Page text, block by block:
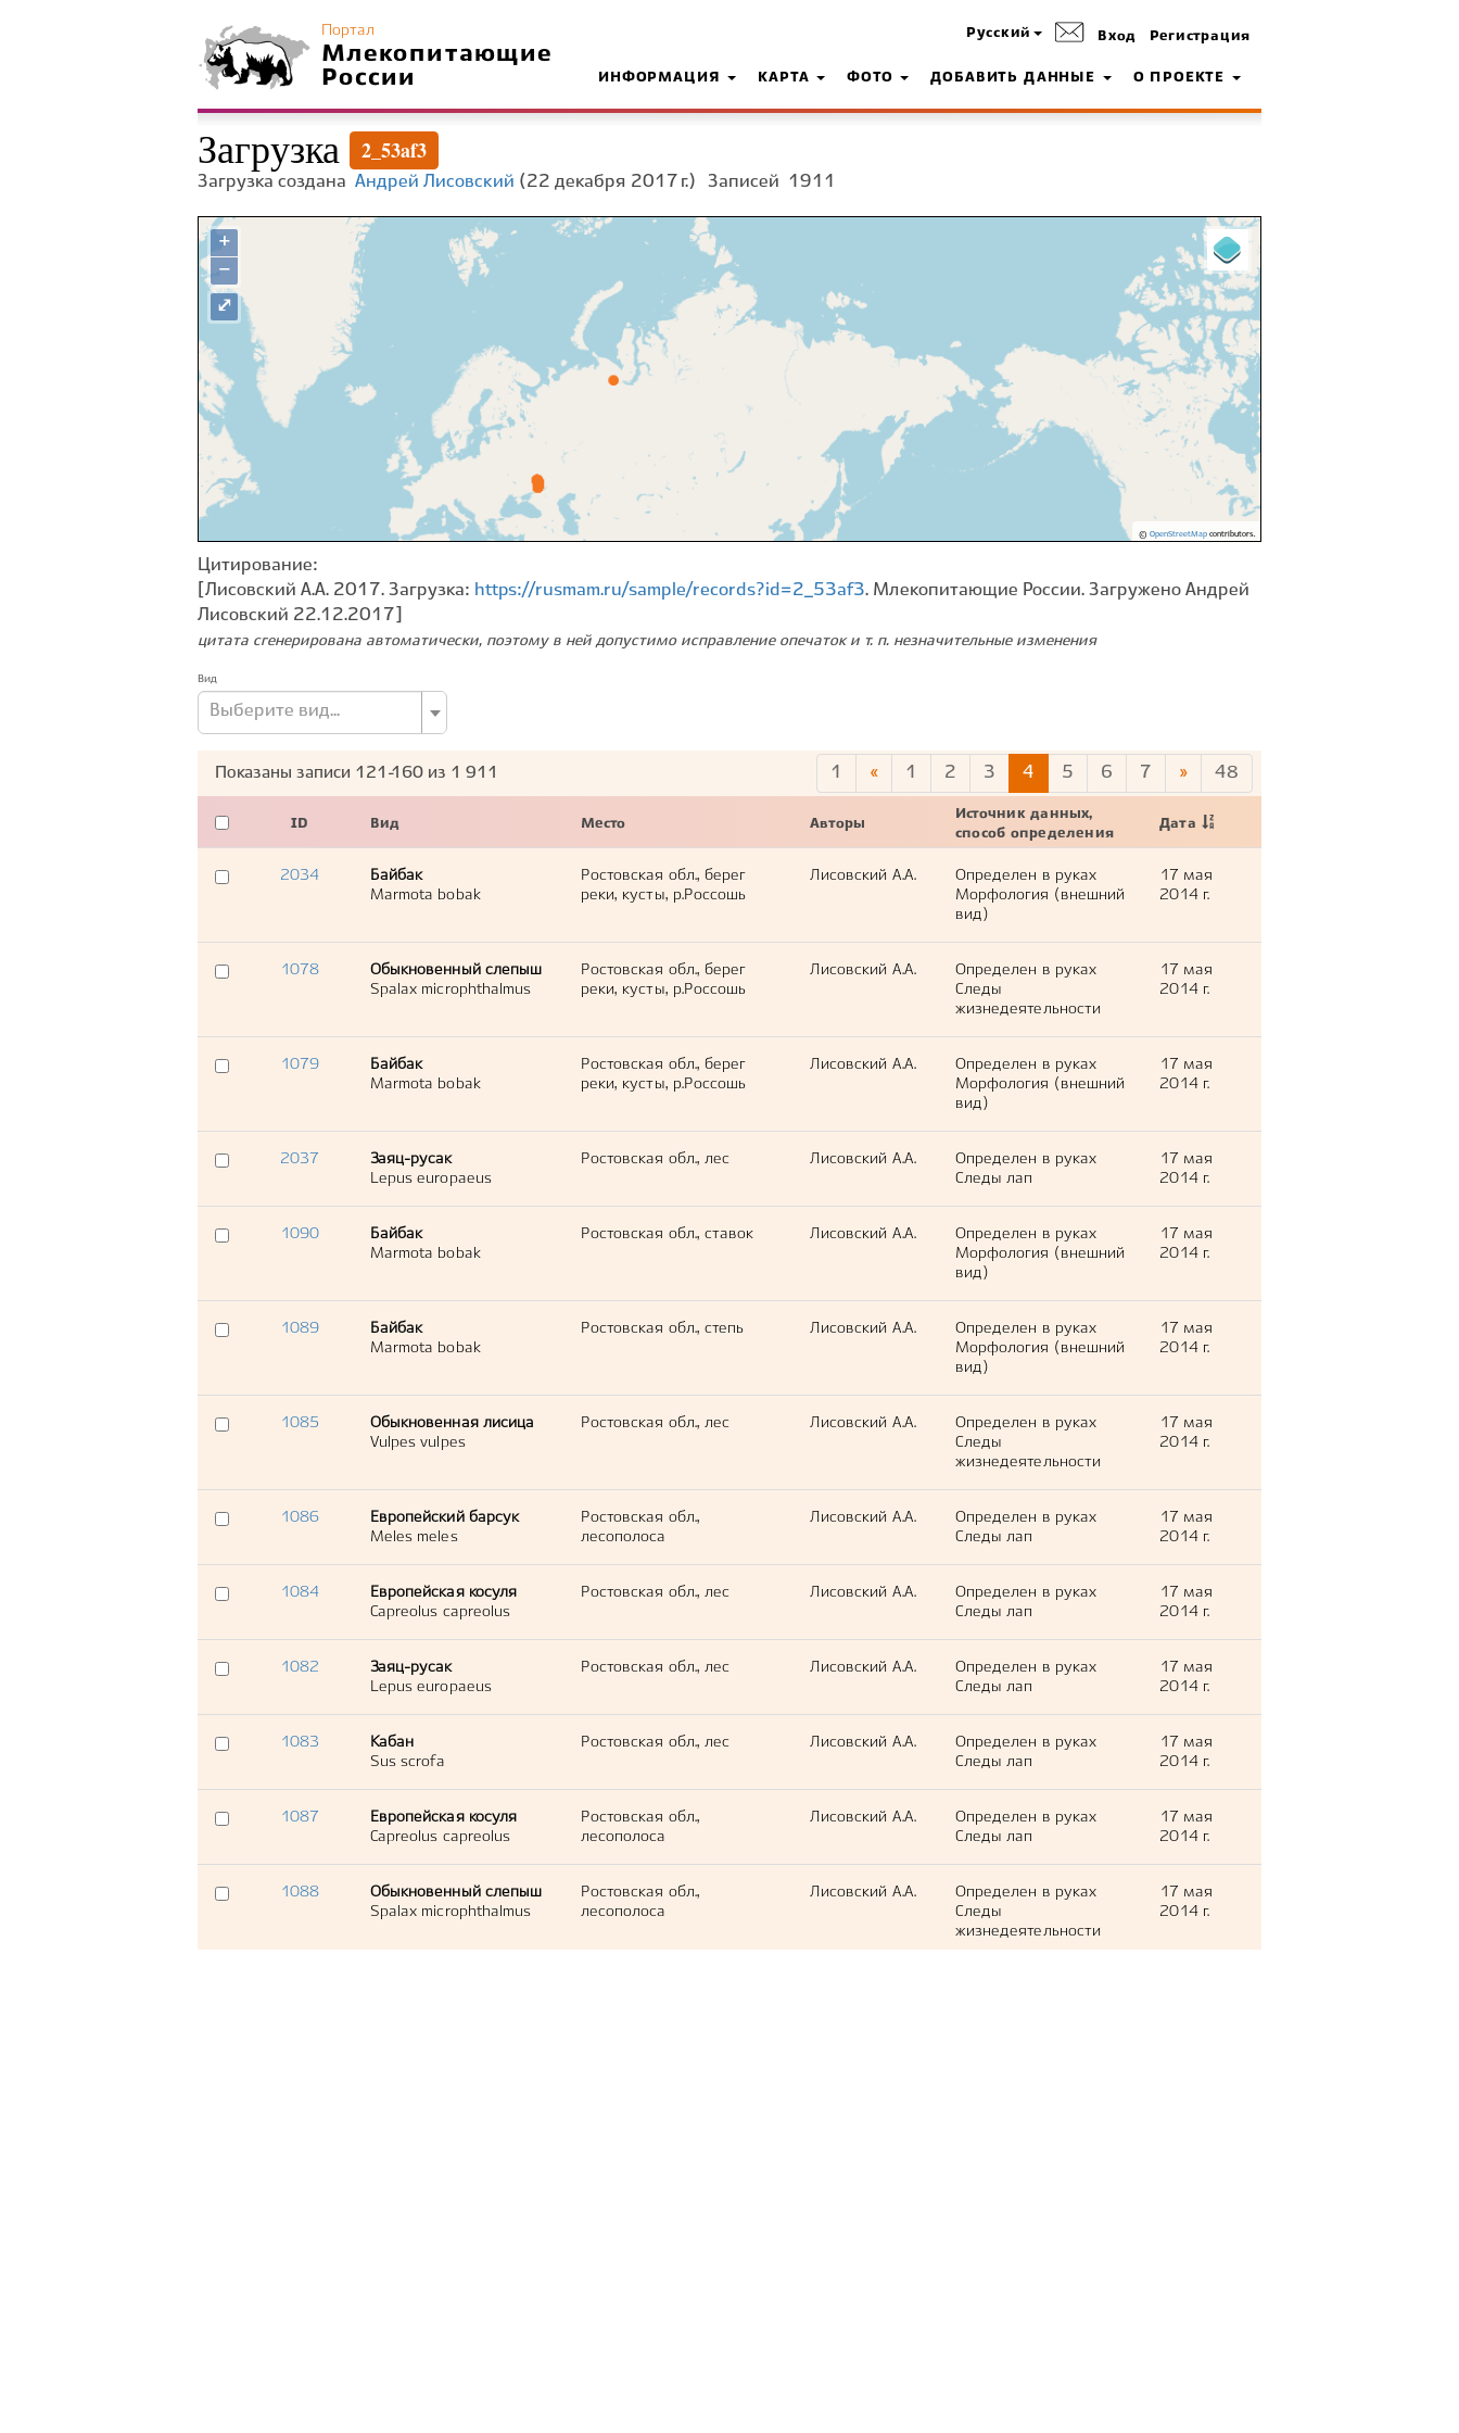
Портал
Млекопитающие
России
Русский Вход Регистрация
ИНФОРМАЦИЯ КАРТА ФОТО ДОБАВИТЬ ДАННЫЕ О ПРОЕКТЕ
Загрузка 2_53af3
Загрузка создана Андрей Лисовский (22 декабря 2017 г.) Записей 1911
+
−
© OpenStreetMapcontributors.
⤢
Цитирование:
[Лисовский А.А. 2017. Загрузка: https://rusmam.ru/sample/records?id=2_53af3. Млекопитающие России. Загружено Андрей
Лисовский 22.12.2017]
цитата сгенерирована автоматически, поэтому в ней допустимо исправление опечаток и т. п. незначительные изменения
Вид
Выберите вид...
1 « 1 2 3 4 5 6 7 » 48
Показаны записи 121-160 из 1 911
ID Вид Место Авторы
Источник данных,
способ определения
Дата
2034
Байбак
Marmota bobak
Ростовская обл., берег
реки, кусты, р.Россошь
Лисовский А.А.
Определен в руках
Морфология (внешний
вид)
17 мая
2014 г.
1078
Обыкновенный слепыш
Spalax microphthalmus
Ростовская обл., берег
реки, кусты, р.Россошь
Лисовский А.А.
Определен в руках
Следы
жизнедеятельности
17 мая
2014 г.
1079
Байбак
Marmota bobak
Ростовская обл., берег
реки, кусты, р.Россошь
Лисовский А.А.
Определен в руках
Морфология (внешний
вид)
17 мая
2014 г.
2037
Заяц-русак
Lepus europaeus
Ростовская обл., лес Лисовский А.А.
Определен в руках
Следы лап
17 мая
2014 г.
1090
Байбак
Marmota bobak
Ростовская обл., ставок Лисовский А.А.
Определен в руках
Морфология (внешний
вид)
17 мая
2014 г.
1089
Байбак
Marmota bobak
Ростовская обл., степь Лисовский А.А.
Определен в руках
Морфология (внешний
вид)
17 мая
2014 г.
1085
Обыкновенная лисица
Vulpes vulpes
Ростовская обл., лес Лисовский А.А.
Определен в руках
Следы
жизнедеятельности
17 мая
2014 г.
1086
Европейский барсук
Meles meles
Ростовская обл.,
лесополоса
Лисовский А.А.
Определен в руках
Следы лап
17 мая
2014 г.
1084
Европейская косуля
Capreolus capreolus
Ростовская обл., лес Лисовский А.А.
Определен в руках
Следы лап
17 мая
2014 г.
1082
Заяц-русак
Lepus europaeus
Ростовская обл., лес Лисовский А.А.
Определен в руках
Следы лап
17 мая
2014 г.
1083
Кабан
Sus scrofa
Ростовская обл., лес Лисовский А.А.
Определен в руках
Следы лап
17 мая
2014 г.
1087
Европейская косуля
Capreolus capreolus
Ростовская обл.,
лесополоса
Лисовский А.А.
Определен в руках
Следы лап
17 мая
2014 г.
1088
Обыкновенный слепыш
Spalax microphthalmus
Ростовская обл.,
лесополоса
Лисовский А.А.
Определен в руках
Следы
жизнедеятельности
17 мая
2014 г.